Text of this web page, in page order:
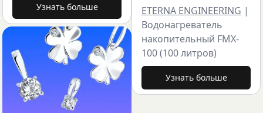
Узнать больше
ETERNA ENGINEERING |
Водонагреватель
накопительный FMX-
100 (100 литров)
Узнать больше